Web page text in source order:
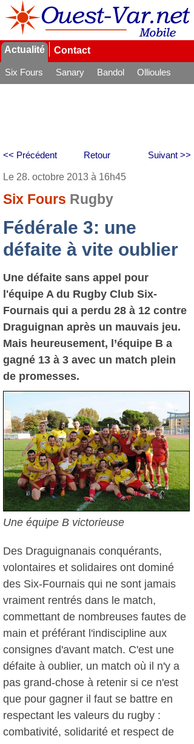
Actualité Contact
Six Fours Sanary Bandol
Ollioules
Retour
<< Précédent Suivant >>
Le 28. octobre 2013 à 16h45
Six Fours Rugby
Fédérale 3: une
défaite à vite oublier
Une défaite sans appel pour
l'équipe A du Rugby Club Six-
Fournais qui a perdu 28 à 12 contre
Draguignan après un mauvais jeu.
Mais heureusement, l’équipe B a
gagné 13 à 3 avec un match plein
de promesses.
Une équipe B victorieuse
Des Draguignanais conquérants,
volontaires et solidaires ont dominé
des Six-Fournais qui ne sont jamais
vraiment rentrés dans le match,
commettant de nombreuses fautes de
main et préférant l'indiscipline aux
consignes d'avant match. C'est une
défaite à oublier, un match où il n'y a
pas grand-chose à retenir si ce n'est
que pour gagner il faut se battre en
respectant les valeurs du rugby :
combativité, solidarité et respect de